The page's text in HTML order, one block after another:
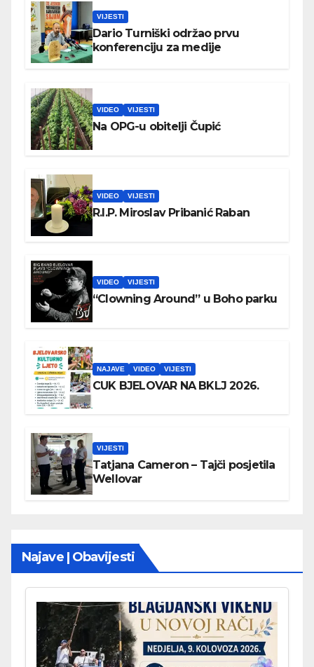
VIJESTI
Dario Turniški održao prvu
konferenciju za medije
VIDEO VIJESTI
Na OPG-u obitelji Čupić
VIDEO VIJESTI
R.I.P. Miroslav Pribanić Raban
VIDEO VIJESTI
“Clowning Around” u Boho parku
NAJAVE VIDEO VIJESTI
CUK BJELOVAR NA BKLJ 2026.
VIJESTI
Tatjana Cameron – Tajči posjetila
Wellovar
Najave | Obavijesti